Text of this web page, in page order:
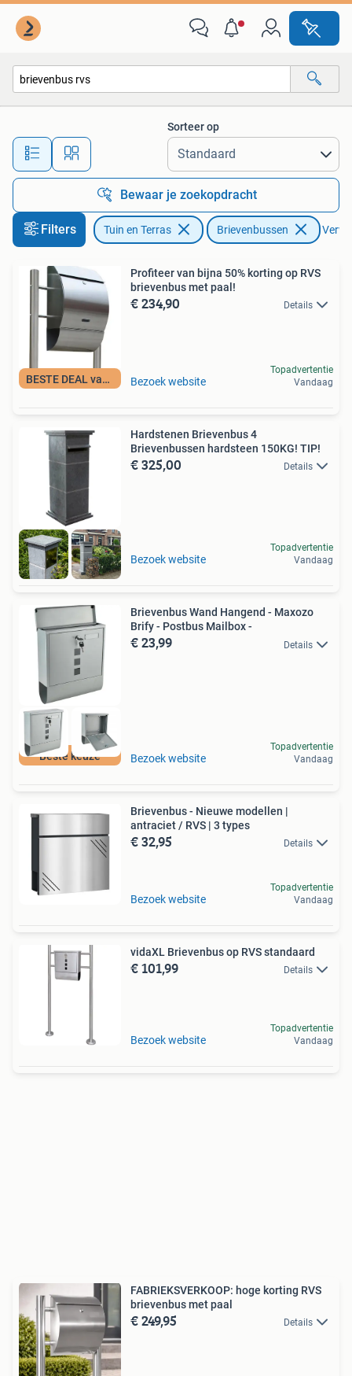
Alle afstanden…
Sorteer op
Bewaar je zoekopdracht
Filters Tuin en Terras Brievenbussen
BESTE DEAL vandaag
Profiteer van bijna 50% korting op RVS
brievenbus met paal!
€ 234,90 Details
Bezoek website
Topadvertentie
Vandaag
Hardstenen Brievenbus 4
Brievenbussen hardsteen 150KG! TIP!
€ 325,00 Details
Bezoek website
Topadvertentie
Vandaag
Beste keuze
Brievenbus Wand Hangend - Maxozo
Brify - Postbus Mailbox -
€ 23,99 Details
Bezoek website
Topadvertentie
Vandaag
Brievenbus - Nieuwe modellen |
antraciet / RVS | 3 types
€ 32,95 Details
Bezoek website
Topadvertentie
Vandaag
vidaXL Brievenbus op RVS standaard
€ 101,99 Details
Bezoek website
Topadvertentie
Vandaag
FABRIEKSVERKOOP: hoge korting RVS
brievenbus met paal
€ 249,95 Details